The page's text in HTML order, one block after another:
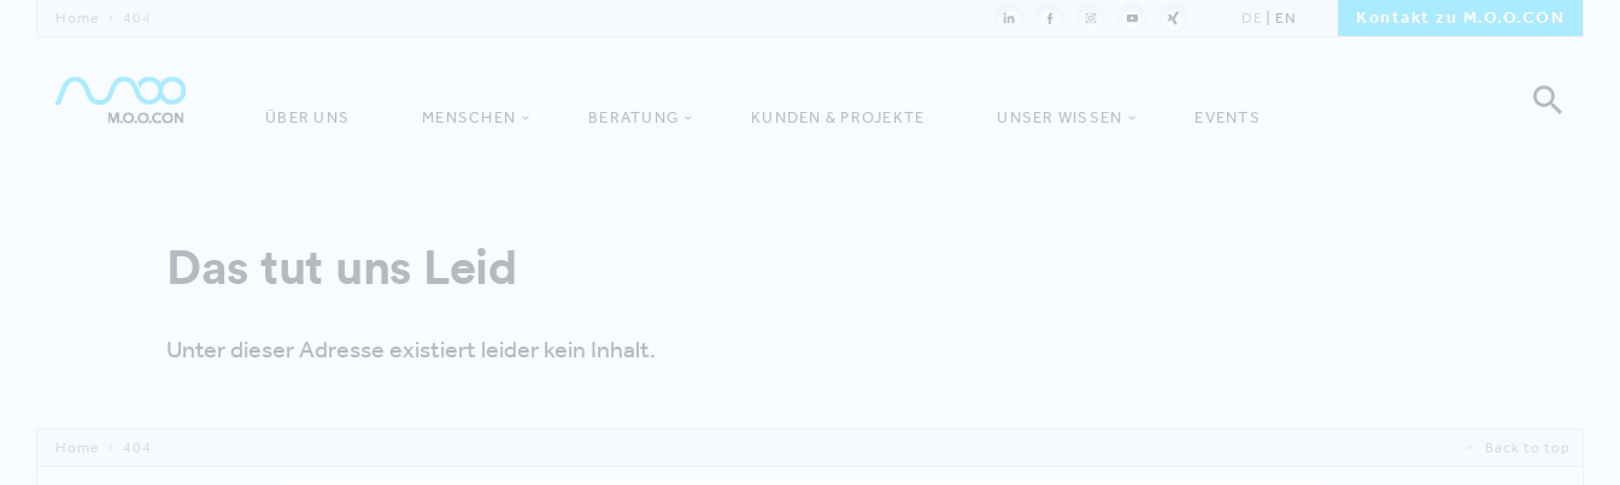
Home 404 DE EN Kontakt zu M.O.O.CON
ÜBER UNS MENSCHEN BERATUNG KUNDEN & PROJEKTE UNSER WISSEN EVENTS
Das tut uns Leid
Unter dieser Adresse existiert leider kein Inhalt.
Home 404 Back to top